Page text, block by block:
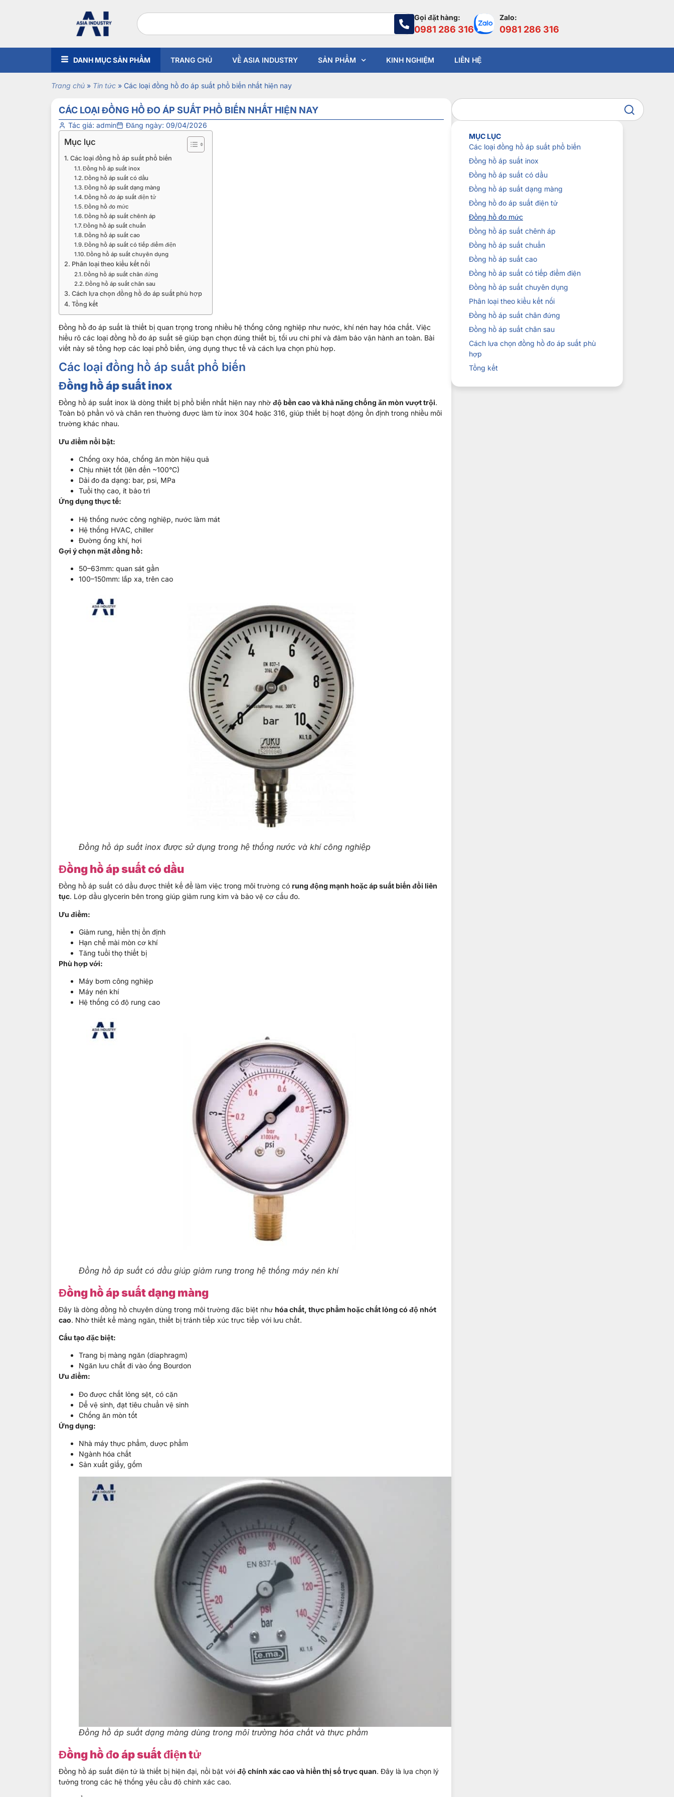
0981 286 316
Gọi đặt hàng:
0981 286 316
Zalo:
DANH MỤC SẢN PHẨM TRANG CHỦ VỀ ASIA INDUSTRY SẢN PHẨM KINH NGHIỆM LIÊN HỆ
Trang chủ » Tin tức » Các loại đồng hồ đo áp suất phổ biến nhất hiện nay
CÁC LOẠI ĐỒNG HỒ ĐO ÁP SUẤT PHỔ BIẾN NHẤT HIỆN NAY
Tác giá: admin Đăng ngày: 09/04/2026
Mục lục
Các loại đồng hồ áp suất phổ biến
Đồng hồ áp suất inox
Đồng hồ áp suất có dầu
Đồng hồ áp suất dạng màng
Đồng hồ đo áp suất điện tử
Đồng hồ đo mức
Đồng hồ áp suất chênh áp
Đồng hồ áp suất chuẩn
Đồng hồ áp suất cao
Đồng hồ áp suất có tiếp điểm điện
Đồng hồ áp suất chuyên dụng
Phân loại theo kiểu kết nối
Đồng hồ áp suất chân đứng
Đồng hồ áp suất chân sau
Cách lựa chọn đồng hồ đo áp suất phù hợp
Tổng kết
Đồng hồ đo áp suất là thiết bị quan trọng trong nhiều hệ thống công nghiệp như nước, khí nén hay hóa chất. Việc
hiểu rõ các loại đồng hồ đo áp suất sẽ giúp bạn chọn đúng thiết bị, tối ưu chi phí và đảm bảo vận hành an toàn. Bài
viết này sẽ tổng hợp các loại phổ biến, ứng dụng thực tế và cách lựa chọn phù hợp.
Các loại đồng hồ áp suất phổ biến
Đồng hồ áp suất inox
Đồng hồ áp suất inox là dòng thiết bị phổ biến nhất hiện nay nhờ độ bền cao và khả năng chống ăn mòn vượt trội.
Toàn bộ phần vỏ và chân ren thường được làm từ inox 304 hoặc 316, giúp thiết bị hoạt động ổn định trong nhiều môi
trường khác nhau.
Ưu điểm nổi bật:
Chống oxy hóa, chống ăn mòn hiệu quả
Chịu nhiệt tốt (lên đến ~100°C)
Dải đo đa dạng: bar, psi, MPa
Tuổi thọ cao, ít bảo trì
Ứng dụng thực tế:
Hệ thống nước công nghiệp, nước làm mát
Hệ thống HVAC, chiller
Đường ống khí, hơi
Gợi ý chọn mặt đồng hồ:
50–63mm: quan sát gần
100–150mm: lắp xa, trên cao
Đồng hồ áp suất inox được sử dụng trong hệ thống nước và khí công nghiệp
Đồng hồ áp suất có dầu
Đồng hồ áp suất có dầu được thiết kế để làm việc trong môi trường có rung động mạnh hoặc áp suất biến đổi liên
tục. Lớp dầu glycerin bên trong giúp giảm rung kim và bảo vệ cơ cấu đo.
Ưu điểm:
Giảm rung, hiển thị ổn định
Hạn chế mài mòn cơ khí
Tăng tuổi thọ thiết bị
Phù hợp với:
Máy bơm công nghiệp
Máy nén khí
Hệ thống có độ rung cao
Đồng hồ áp suất có dầu giúp giảm rung trong hệ thống máy nén khí
Đồng hồ áp suất dạng màng
Đây là dòng đồng hồ chuyên dùng trong môi trường đặc biệt như hóa chất, thực phẩm hoặc chất lỏng có độ nhớt
cao. Nhờ thiết kế màng ngăn, thiết bị tránh tiếp xúc trực tiếp với lưu chất.
Cấu tạo đặc biệt:
Trang bị màng ngăn (diaphragm)
Ngăn lưu chất đi vào ống Bourdon
Ưu điểm:
Đo được chất lỏng sệt, có cặn
Dễ vệ sinh, đạt tiêu chuẩn vệ sinh
Chống ăn mòn tốt
Ứng dụng:
Nhà máy thực phẩm, dược phẩm
Ngành hóa chất
Sản xuất giấy, gốm
Đồng hồ áp suất dạng màng dùng trong môi trường hóa chất và thực phẩm
Đồng hồ đo áp suất điện tử
Đồng hồ áp suất điện tử là thiết bị hiện đại, nổi bật với độ chính xác cao và hiển thị số trực quan. Đây là lựa chọn lý
tưởng trong các hệ thống yêu cầu độ chính xác cao.
MỤC LỤC
Các loại đồng hồ áp suất phổ biến
Đồng hồ áp suất inox
Đồng hồ áp suất có dầu
Đồng hồ áp suất dạng màng
Đồng hồ đo áp suất điện tử
Đồng hồ đo mức
Đồng hồ áp suất chênh áp
Đồng hồ áp suất chuẩn
Đồng hồ áp suất cao
Đồng hồ áp suất có tiếp điểm điện
Đồng hồ áp suất chuyên dụng
Phân loại theo kiểu kết nối
Đồng hồ áp suất chân đứng
Đồng hồ áp suất chân sau
Cách lựa chọn đồng hồ đo áp suất phù
hợp
Tổng kết